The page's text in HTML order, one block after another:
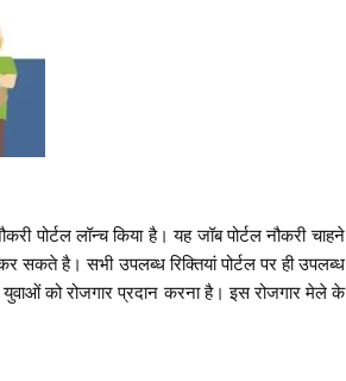
पोर्टल लॉन्च किया है। यह जॉब पोर्टल नौकरी चाहने
सकते है। सभी उपलब्ध रिक्तियां पोर्टल पर ही उपलब्ध
युवाओं को रोजगार प्रदान करना है। इस रोजगार मेले के